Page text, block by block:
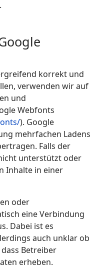
korrekt und
verwenden wir auf
und
Webfonts
). Google
mehrfachen Ladens
Falls der
unterstützt oder
Inhalte in einer
oder
eine Verbindung
Dabei ist es
auch unklar ob
Betreiber
erheben.